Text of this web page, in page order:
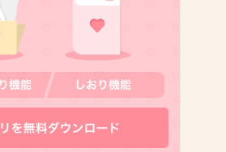
とばかりに噴出した感じだ